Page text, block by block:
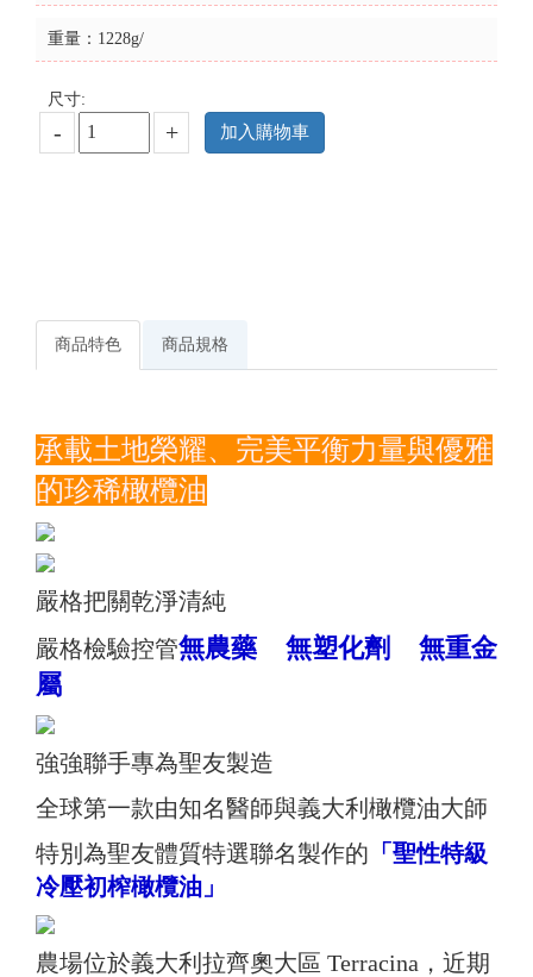
重量：1228g/
尺寸:
- + 加入購物車
商品特色 商品規格
承載土地榮耀、完美平衡力量與優雅
的珍稀橄欖油
嚴格把關乾淨清純
嚴格檢驗控管無農藥 無塑化劑 無重金
屬
強強聯手專為聖友製造
全球第一款由知名醫師與義大利橄欖油大師
特別為聖友體質特選聯名製作的 「聖性特級
冷壓初榨橄欖油」
農場位於義大利拉齊奧大區 Terracina，近期